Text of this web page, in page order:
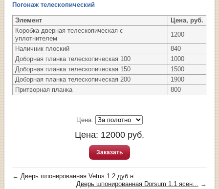
Погонаж телескопический
Элемент
Цена, руб.
Коробка дверная телескопическая с
уплотнителем
1200
Наличник плоский
840
Доборная планка телескопическая 100
1000
Доборная планка телескопическая 150
1500
Доборная планка телескопическая 200
1900
Притворная планка
800
Цена:
Цена: 12000 руб.
Заказать
← Дверь шпонированная Vetus 1.2 дуб н...
Дверь шпонированная Dorsum 1.1 ясен...
→